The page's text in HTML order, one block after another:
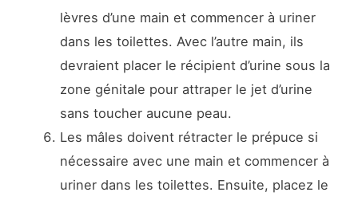
lèvres d’une main et commencer à uriner
dans les toilettes. Avec l’autre main, ils
devraient placer le récipient d’urine sous la
zone génitale pour attraper le jet d’urine
sans toucher aucune peau.
Les mâles doivent rétracter le prépuce si
nécessaire avec une main et commencer à
uriner dans les toilettes. Ensuite, placez le